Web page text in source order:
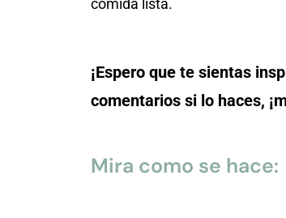
comida lista.
¡Espero que te sientas
comentarios si lo haces,
Mira como se hace: